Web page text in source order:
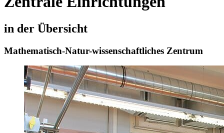
in der Übersicht
Mathematisch-Natur-wissenschaftliches Zentrum